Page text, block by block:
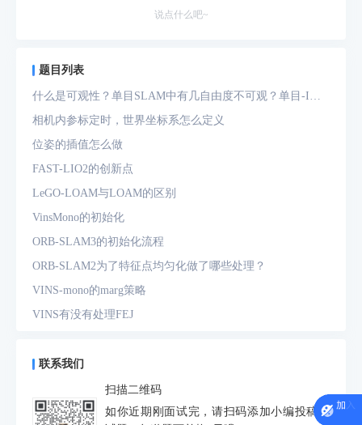
说点什么吧~
题目列表
什么是可观性？单目SLAM中有几自由度不可观？单目-IMU
系统中有几自由度不可观？
相机内参标定时，世界坐标系怎么定义
位姿的插值怎么做
FAST-LIO2的创新点
LeGO-LOAM与LOAM的区别
VinsMono的初始化
ORB-SLAM3的初始化流程
ORB-SLAM2为了特征点均匀化做了哪些处理？
VINS-mono的marg策略
VINS有没有处理FEJ
预积分中的bias如何处理
为什么要进行预积分
IMU测量方程是什么？噪声模型是什么？
联系我们
扫描二维码
如你近期刚面试完，请扫码添加小编投稿面